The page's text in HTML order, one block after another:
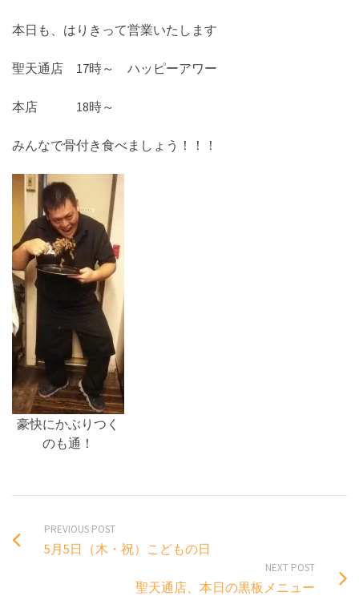
本日も、はりきって営業いたします
聖天通店 17時～ ハッピーアワー
本店 18時～
みんなで骨付き食べましょう！！！
豪快にかぶりつく
のも通！
PREVIOUS POST
5月5日（木・祝）こどもの日
NEXT POST
聖天通店、本日の黒板メニュー